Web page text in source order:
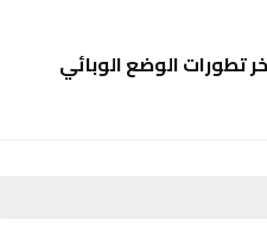
تطورات الوضع الوبائي